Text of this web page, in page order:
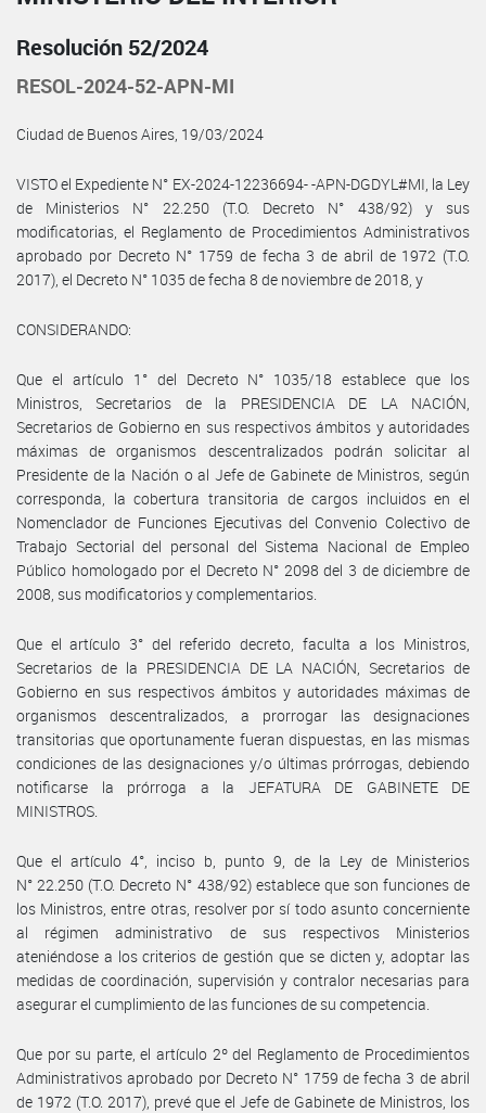
Resolución 52/2024
RESOL-2024-52-APN-MI
Ciudad de Buenos Aires, 19/03/2024
VISTO el Expediente N° EX-2024-12236694- -APN-DGDYL#MI, la Ley
de Ministerios N° 22.250 (T.O. Decreto N° 438/92) y sus
modificatorias, el Reglamento de Procedimientos Administrativos
aprobado por Decreto N° 1759 de fecha 3 de abril de 1972 (T.O.
2017), el Decreto N° 1035 de fecha 8 de noviembre de 2018, y
CONSIDERANDO:
Que el artículo 1° del Decreto N° 1035/18 establece que los
Ministros, Secretarios de la PRESIDENCIA DE LA NACIÓN,
Secretarios de Gobierno en sus respectivos ámbitos y autoridades
máximas de organismos descentralizados podrán solicitar al
Presidente de la Nación o al Jefe de Gabinete de Ministros, según
corresponda, la cobertura transitoria de cargos incluidos en el
Nomenclador de Funciones Ejecutivas del Convenio Colectivo de
Trabajo Sectorial del personal del Sistema Nacional de Empleo
Público homologado por el Decreto N° 2098 del 3 de diciembre de
2008, sus modificatorios y complementarios.
Que el artículo 3° del referido decreto, faculta a los Ministros,
Secretarios de la PRESIDENCIA DE LA NACIÓN, Secretarios de
Gobierno en sus respectivos ámbitos y autoridades máximas de
organismos descentralizados, a prorrogar las designaciones
transitorias que oportunamente fueran dispuestas, en las mismas
condiciones de las designaciones y/o últimas prórrogas, debiendo
notificarse la prórroga a la JEFATURA DE GABINETE DE
MINISTROS.
Que el artículo 4°, inciso b, punto 9, de la Ley de Ministerios
N° 22.250 (T.O. Decreto N° 438/92) establece que son funciones de
los Ministros, entre otras, resolver por sí todo asunto concerniente
al régimen administrativo de sus respectivos Ministerios
ateniéndose a los criterios de gestión que se dicten y, adoptar las
medidas de coordinación, supervisión y contralor necesarias para
asegurar el cumplimiento de las funciones de su competencia.
Que por su parte, el artículo 2º del Reglamento de Procedimientos
Administrativos aprobado por Decreto N° 1759 de fecha 3 de abril
de 1972 (T.O. 2017), prevé que el Jefe de Gabinete de Ministros, los